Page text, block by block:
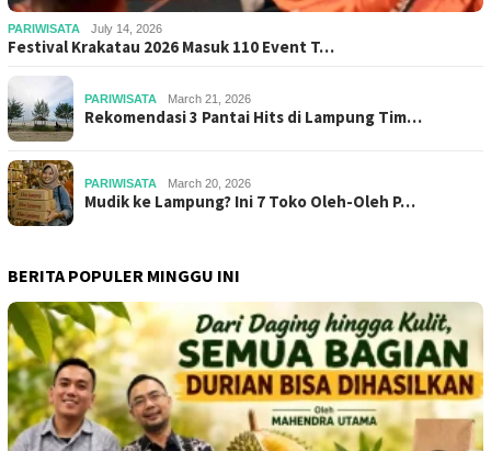
PARIWISATA July 14, 2026
Festival Krakatau 2026 Masuk 110 Event T…
PARIWISATA March 21, 2026
Rekomendasi 3 Pantai Hits di Lampung Tim…
PARIWISATA March 20, 2026
Mudik ke Lampung? Ini 7 Toko Oleh-Oleh P…
BERITA POPULER MINGGU INI